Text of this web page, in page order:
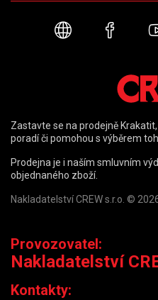
Webové
Zastavte se na prodejně
poradí či pomohou s výběrem
Prodejna je i naším smluvním
objednaného zboží.
Nakladatelství CREW s.r.o. ©
Provozovatel:
Nakladatelství
Kontakty: